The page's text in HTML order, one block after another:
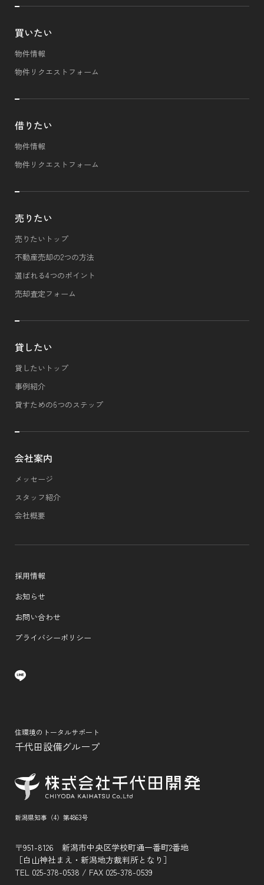
買いたい
物件情報
物件リクエストフォーム
借りたい
物件情報
物件リクエストフォーム
売りたい
売りたいトップ
不動産売却の2つの方法
選ばれる4つのポイント
売却査定フォーム
貸したい
貸したいトップ
事例紹介
貸すための6つのステップ
会社案内
メッセージ
スタッフ紹介
会社概要
採用情報
お知らせ
お問い合わせ
プライバシーポリシー
住環境のトータルサポート
千代田設備グループ
新潟県知事（4）第4863号
〒951-8126 新潟市中央区学校町通一番町2番地
［白山神社まえ・新潟地方裁判所となり］
TEL 025-378-0538 / FAX 025-378-0539